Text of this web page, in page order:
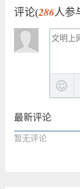
评论(286人参
最新评论
暂无评论